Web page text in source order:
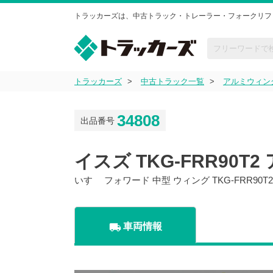
トラッカーズは、中古トラック・トレーラー・フォークリ
トラッカーズ 中古トラック一覧 アルミウィン
出品番号 34808
イスズ TKG-FRR90T2
いすゞ フォワード 中型 ウィング TKG-
local_shipping 車両情報